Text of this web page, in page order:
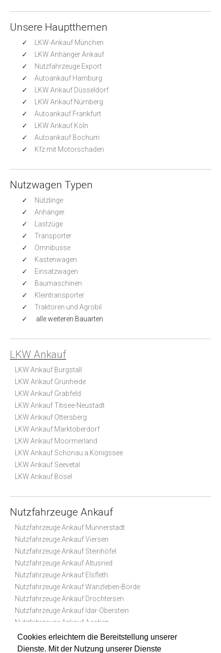
Cookies erleichtern die Bereitstellung unserer
Dienste. Mit der Nutzung unserer Dienste
Unsere Hauptthemen
LKW-Ankauf München
LKW Anhänger Ankauf
Nutzfahrzeuge Export
Autoankauf Hamburg
LKW Ankauf Düsseldorf
LKW Ankauf Nürnberg
Autoankauf Frankfurt
LKW Ankauf Köln
Autoankauf Bochum
Kfz mit Motorschaden
Nutzwagen Typen
Nützlinge
Anhänger
Lastzüge
Transporter
Omnibusse
Kastenwagen
Einsatzwagen
Baumaschinen
Kleintransporter
Traktoren und Agrobil
alle weiteren Bauarten
LKW Ankauf
LKW Ankauf Burgstall
LKW Ankauf Grünheide
LKW Ankauf Grabfeld
LKW Ankauf Titisee-Neustadt
LKW Ankauf Ottersberg
LKW Ankauf Marktoberdorf
LKW Ankauf Moormerland
LKW Ankauf Schönau a.Königssee
LKW Ankauf Seevetal
LKW Ankauf Bösel
Nutzfahrzeuge Ankauf
Nutzfahrzeuge Ankauf Münnerstadt
Nutzfahrzeuge Ankauf Viersen
Nutzfahrzeuge Ankauf Steinhöfel
Nutzfahrzeuge Ankauf Altusried
Nutzfahrzeuge Ankauf Elsfleth
Nutzfahrzeuge Ankauf Wanzleben-Börde
Nutzfahrzeuge Ankauf Drochtersen
Nutzfahrzeuge Ankauf Idar-Oberstein
Nutzfahrzeuge Ankauf Aachen
Nutzfahrzeuge Ankauf Heidenrod